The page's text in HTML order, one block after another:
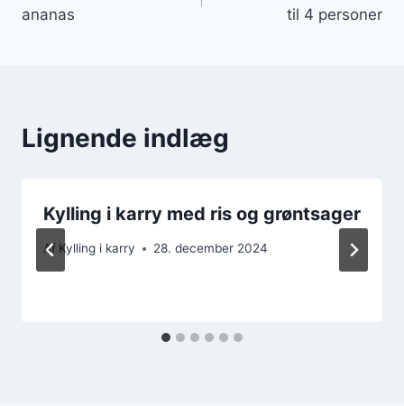
ananas
til 4 personer
Lignende indlæg
Kylling i karry med ris og grøntsager
Af Kylling i karry 28. december 2024